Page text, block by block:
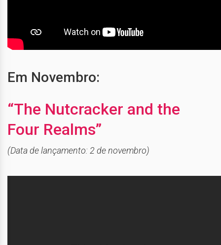
Em Novembro:
“The Nutcracker and the
Four Realms”
(Data de lançamento: 2 de novembro)